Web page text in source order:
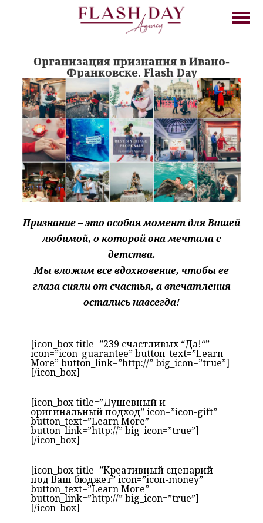
Организация признания в Ивано-
Франковске. Flash Day
Признание – это особая момент для Вашей
любимой, о которой она мечтала с
детства.
Мы вложим все вдохновение, чтобы ее
глаза сияли от счастья, а впечатления
остались навсегда!
[icon_box title=”239 счастливых “Да!“”
icon=”icon_guarantee” button_text=”Learn
More” button_link=”http://” big_icon=”true”]
[/icon_box]
[icon_box title=”Душевный и
оригинальный подход” icon=”icon-gift”
button_text=”Learn More”
button_link=”http://” big_icon=”true”]
[/icon_box]
[icon_box title=”Креативный сценарий
под Ваш бюджет” icon=”icon-money”
button_text=”Learn More”
button_link=”http://” big_icon=”true”]
[/icon_box]